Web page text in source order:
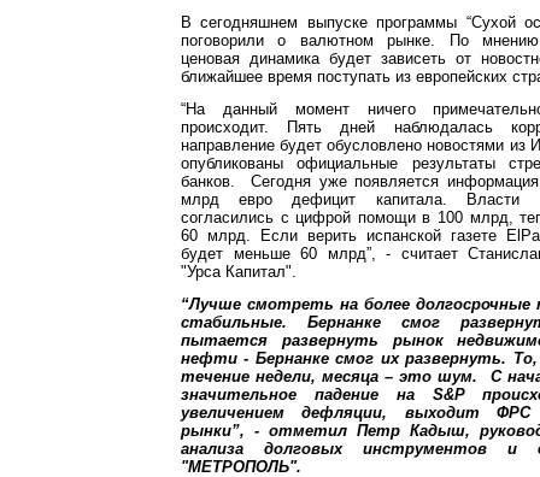
В сегодняшнем выпуске программы “Сухой
поговорили о валютном рынке. По мнению
ценовая динамика будет зависеть от
ближайшее время поступать из европейских
“На данный момент ничего
происходит. Пять дней наблюдалась
направление будет обусловлено новостями из
опубликованы официальные результаты
банков. Сегодня уже появляется
млрд евро дефицит капитала. Власти
согласились с цифрой помощи в 100 млрд,
60 млрд. Если верить испанской газeте
будет меньше 60 млрд”, - считает
"Урса Капитал".
“Лучше смотреть на более долгосрочные
стабильные. Бернанке смог
пытается развернуть рынок
нефти - Бернанке смог их развернуть.
течение недели, месяца – это шум. С
значительное падение на S&P
увеличением дефляции, выходит ФРС
рынки”, - отметил Петр Кадыш,
анализа долговых инструментов и
"МЕТРОПОЛЬ".